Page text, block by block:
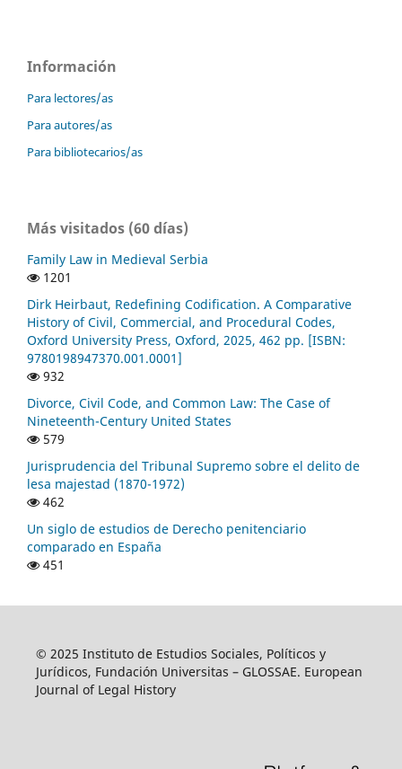
Información
Para lectores/as
Para autores/as
Para bibliotecarios/as
Más visitados (60 días)
Family Law in Medieval Serbia
1201
Dirk Heirbaut, Redefining Codification. A Comparative
History of Civil, Commercial, and Procedural Codes,
Oxford University Press, Oxford, 2025, 462 pp. [ISBN:
9780198947370.001.0001]
932
Divorce, Civil Code, and Common Law: The Case of
Nineteenth-Century United States
579
Jurisprudencia del Tribunal Supremo sobre el delito de
lesa majestad (1870-1972)
462
Un siglo de estudios de Derecho penitenciario
comparado en España
451
© 2025 Instituto de Estudios Sociales, Políticos y
Jurídicos, Fundación Universitas – GLOSSAE. European
Journal of Legal History